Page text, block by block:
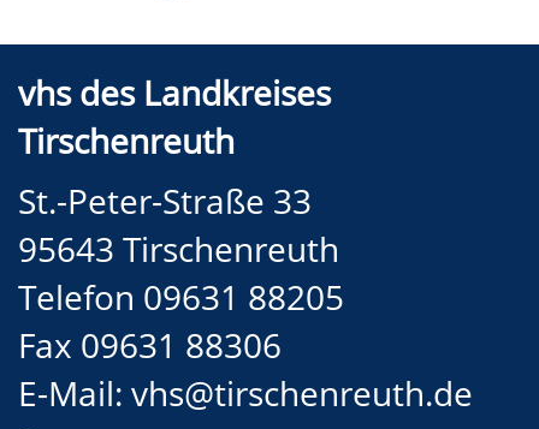
vhs des Landkreises
Tirschenreuth
St.-Peter-Straße 33
95643 Tirschenreuth
Telefon 09631 88205
Fax 09631 88306
E-Mail: vhs@tirschenreuth.de